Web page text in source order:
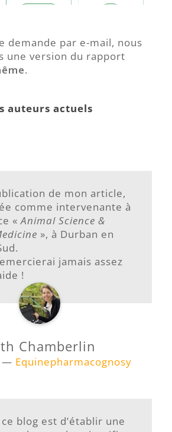
demande par e-mail, nous
une version du rapport
.
auteurs actuels
de mon article,
comme intervenante à
« Animal Science &
», à Durban en
jamais assez
!
Chamberlin
— Equinepharmacognosy
blog est d’établir une